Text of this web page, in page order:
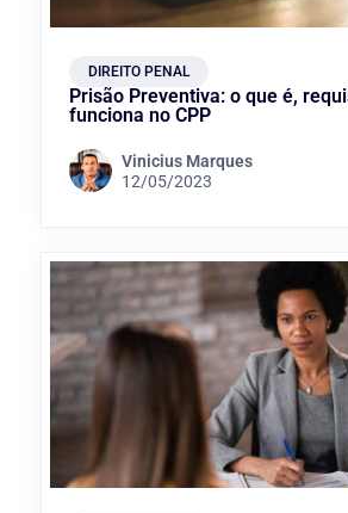
DIREITO PENAL
Prisão Preventiva: o que é,
funciona no CPP
Vinicius Marques
12/05/2023